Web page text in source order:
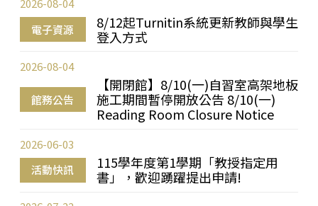
電子資源
8/12起Turnitin系統更新教師與學生
登入方式
2026-08-04
館務公告
【開閉館】8/10(一)自習室高架地板
施工期間暫停開放公告 8/10(一)
Reading Room Closure Notice
2026-08-04
活動快訊
115學年度第1學期「教授指定用
書」，歡迎踴躍提出申請!
2026-06-03